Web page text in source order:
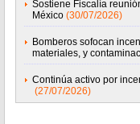
Sostiene Fiscalía
México (30/07/2026)
Bomberos sofocan
materiales, y
Continúa activo por
(27/07/2026)